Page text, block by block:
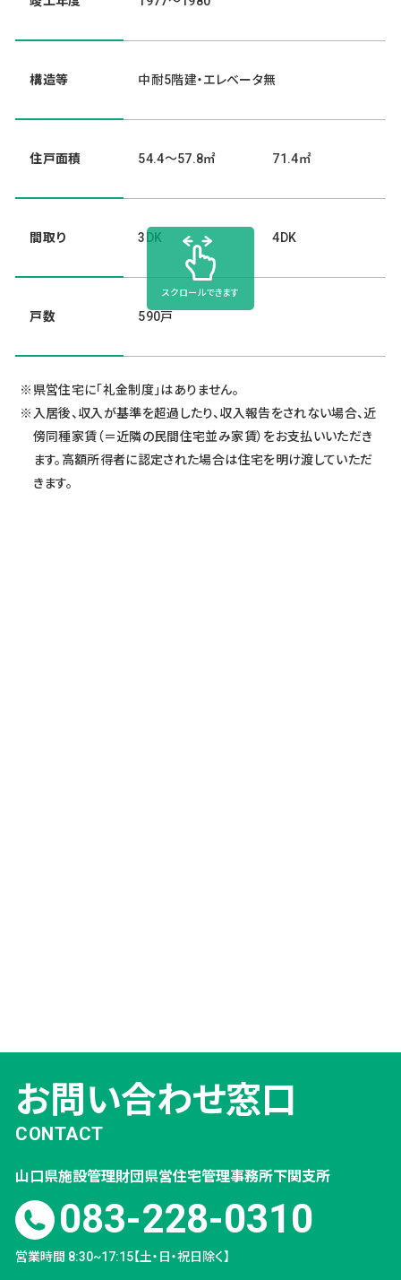
構造等 中耐5階建・エレベータ無
住戸面積 54.4～57.8㎡ 71.4㎡
間取り 3DK 4DK
戸数 590戸
スクロールできます
県営住宅に「礼金制度」はありません。
入居後、収入が基準を超過したり、収入報告をされない場合、近
傍同種家賃（＝近隣の民間住宅並み家賃）をお支払いいただき
ます。高額所得者に認定された場合は住宅を明け渡していただ
きます。
お問い合わせ窓口
CONTACT
山口県施設管理財団 県営住宅管理事務所下関支所
083-228-0310
営業時間 8:30~17:15【土・日・祝日除く】